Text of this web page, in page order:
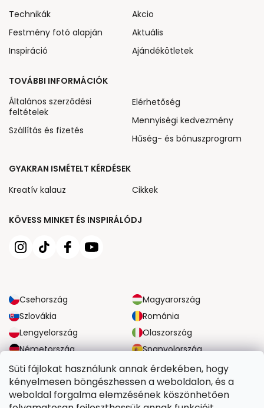
Süti fájlokat használunk annak érdekében, hogy
kényelmesen böngészhessen a weboldalon, és a
weboldal forgalma elemzésének köszönhetően
KÖVESS MINKET ÉS INSPIRÁLÓDJ
Csehország
Magyarország
Szlovákia
Románia
Lengyelország
Olaszország
Németország
Spanyolország
Nagy-Britannia
Ausztria
Technikák
Festmény fotó alapján
Inspiráció
Akcio
Aktuális
Ajándékötletek
TOVÁBBI INFORMÁCIÓK
Általános szerződési
feltételek
Szállítás és fizetés
Elérhetőség
Mennyiségi kedvezmény
Hűség- és bónuszprogram
GYAKRAN ISMÉTELT KÉRDÉSEK
Kreatív kalauz
Cikkek
MEGBÍZHATÓ SZÁLLÍTÁSI LEHETŐSÉGEK